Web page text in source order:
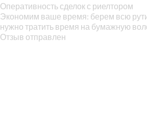
Оперативность сделок с риелтором
Экономим ваше время: берем всю
нужно тратить время на бумажную
Отзыв отправлен